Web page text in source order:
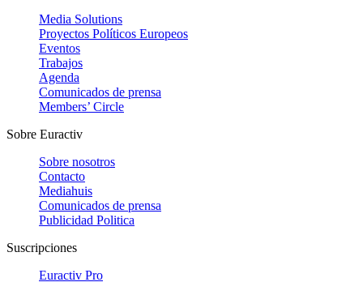
Media Solutions
Proyectos Políticos Europeos
Eventos
Trabajos
Agenda
Comunicados de prensa
Members’ Circle
Sobre Euractiv
Sobre nosotros
Contacto
Mediahuis
Comunicados de prensa
Publicidad Politica
Suscripciones
Euractiv Pro